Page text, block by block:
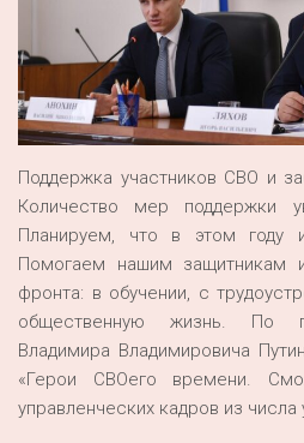
Поддержка участников СВО и
Количество мер поддержки
Планируем, что в этом году
Помогаем нашим защитникам
фронта: в обучении, с
общественную жизнь. По
Владимира Владимировича
«Герои СВОего времени.
управленческих кадров из числа